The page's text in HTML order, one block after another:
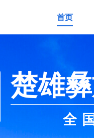
首页
楚雄
全